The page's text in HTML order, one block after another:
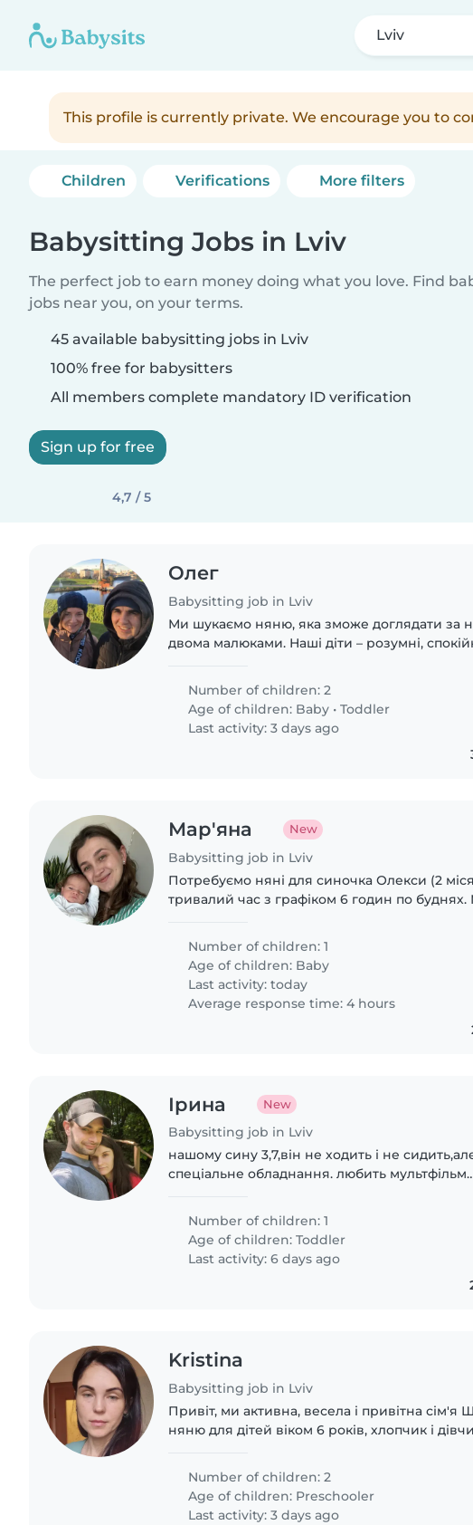
Lviv
This profile is currently private. We encourage you to
Children Verifications More filters
Babysitting Jobs in Lviv
The perfect job to earn money doing what you love. Find
jobs near you, on your terms.
45 available babysitting jobs in Lviv
100% free for babysitters
All members complete mandatory ID verification
Sign up for free
4,7 / 5
Олег
Babysitting job in Lviv
Ми шукаємо няню, яка зможе доглядати за
двома малюками. Наші діти – розумні,
їжу, допомагати з домашніми справами..
Number of children: 2
Age of children: Baby •Toddler
Last activity: 3 days ago
Мар'яна New
Babysitting job in Lviv
Потребуємо няні для синочка Олекси (2
тривалий час з графіком 6 годин по буднях. Ми -
Number of children: 1
Age of children: Baby
Last activity: today
Average response time: 4 hours
Ірина New
Babysitting job in Lviv
нашому сину 3,7,він не ходить і не
спеціальне обладнання. любить мультфільм
прогулянки на свіжому повітрі,а ще дорогу..
Number of children: 1
Age of children:Toddler
Last activity: 6 days ago
Kristina
Babysitting job in Lviv
Привіт, ми активна, весела і привітна сім'я
няню для дітей віком 6 років, хлопчик і
позитивні, тож няня потрібна..
Number of children: 2
Age of children: Preschooler
Last activity: 3 days ago